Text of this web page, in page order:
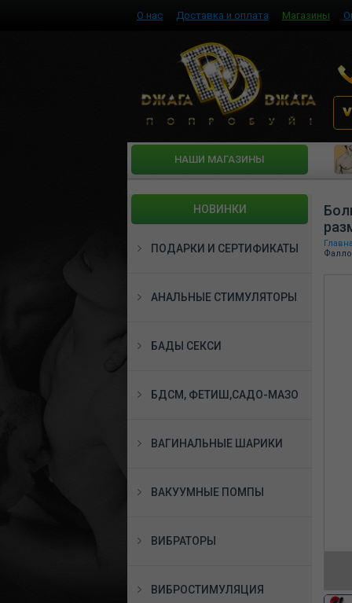
О нас Доставка и оплата Магазины
HАШИ МАГАЗИНЫ
НОВИНКИ
ПОДАРКИ И СЕРТИФИКАТЫ
АНАЛЬНЫЕ СТИМУЛЯТОРЫ
БАДЫ СЕКСИ
БДСМ, ФЕТИШ,САДО-МАЗО
ВАГИНАЛЬНЫЕ ШАРИКИ
ВАКУУМНЫЕ ПОМПЫ
ВИБРАТОРЫ
ВИБРОСТИМУЛЯЦИЯ